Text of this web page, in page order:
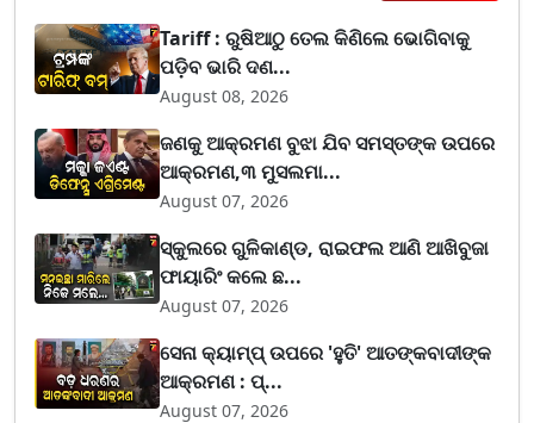
Tariff : ରୁଷିଆଠୁ ତେଲ କିଣିଲେ ଭୋଗିବାକୁ
ପଡ଼ିବ ଭାରି ଦଣ...
August 08, 2026
ଜଣକୁ ଆକ୍ରମଣ ବୁଝା ଯିବ ସମସ୍ତଙ୍କ ଉପରେ
ଆକ୍ରମଣ,୩ ମୁସଲମା...
August 07, 2026
ସ୍କୁଲରେ ଗୁଳିକାଣ୍ଡ, ରାଇଫଲ ଆଣି ଆଖିବୁଜା
ଫାୟାରିଂ କଲେ ଛ...
August 07, 2026
ସେନା କ୍ୟାମ୍ପ୍ ଉପରେ 'ହୁତି' ଆତଙ୍କବାଦୀଙ୍କ
ଆକ୍ରମଣ : ପ୍...
August 07, 2026